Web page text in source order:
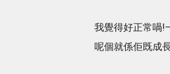
我覺得好正常喎!
呢個就係佢既成長